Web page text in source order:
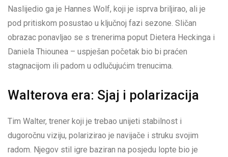
Naslijedio ga je Hannes Wolf, koji je isprva briljirao, ali je
pod pritiskom posustao u ključnoj fazi sezone. Sličan
obrazac ponavljao se s trenerima poput Dietera Heckinga i
Daniela Thiounea – uspješan početak bio bi praćen
stagnacijom ili padom u odlučujućim trenucima.
Walterova era: Sjaj i polarizacija
Tim Walter, trener koji je trebao unijeti stabilnost i
dugoročnu viziju, polarizirao je navijače i struku svojim
radom. Njegov stil igre baziran na posjedu lopte bio je